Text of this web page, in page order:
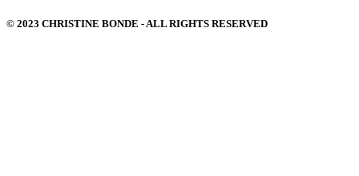
© 2023 CHRISTINE BONDE - ALL RIGHTS RESERVED